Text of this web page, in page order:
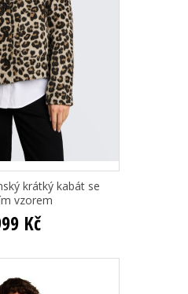
krátký kabát se
vzorem
Kč